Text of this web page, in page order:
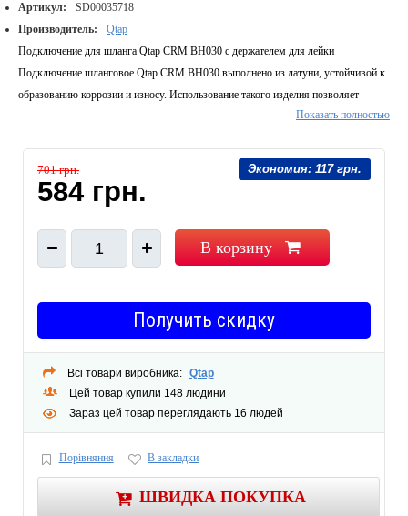
Артикул:
SD00035718
Производитель:
Qtap
Подключение для шланга Qtap CRM BH030 с держателем для лейки
Подключение шланговое Qtap CRM BH030 выполнено из латуни, устойчивой к
образованию коррозии и износу. Использование такого изделия позволяет
скрыть монтаж и без труда подсоединить душевой шланг. Установку производят
Комплектация:
Подключение шланговое, шестигранник.
Габариты изделия (ВхШхД), мм:
Обратите внимание:
Производитель оставляет за собой право вносить изменения
в конструкцию изделий и комплектацию, не ухудшающих качество, без
Материал:
Поверхность:Глянцевая
Способ монтажа: Настенный
Количество грузовых мест:
1
Диаметр подключения:
1/2"
Показать полностью
Экономия: 117 грн.
701 грн.
584 грн.
1 В корзину
Получить скидку
Всі товари виробника: Qtap
Цей товар купили 148 людини
Зараз цей товар переглядають 16 людей
Порівняння В закладки
ШВИДКА ПОКУПКА